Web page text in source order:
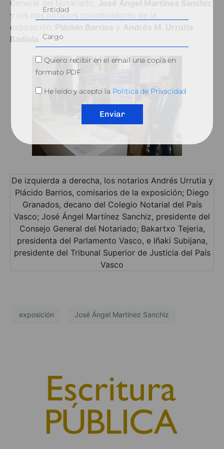
General del Notariado,
y los dos notarios coordinadores de la
exposición:
Badiola
De izquierda a derecha, los notarios Andrés Urrutia y
Plácido Barrios, comisarios de la exposición; Diego
Granados, decano del Colegio Notarial del País
Vasco; José Ángel Martínez Sanchiz, presidente del
Consejo General del Notariado; Bakartxo Tejeria,
presidenta del Parlamento Vasco, e Iñaki Subijana,
presidente del Tribunal Superior de Justicia del País
Vasco
exposición José Ángel Martínez Sanchiz
Quiero recibir en el email una copia en
formato PDF
He leído y acepto la Política de Privacidad
Enviar